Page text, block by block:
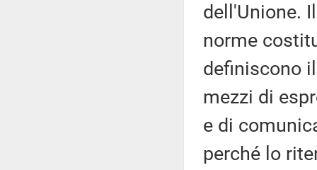
dell'Unione.
norme
definiscono
mezzi di
e di
perché lo